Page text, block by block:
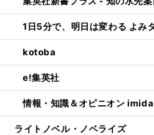
1日5分で、明日は変わる よみ
kotoba
e!集英社
情報・知識＆オピニオン
ライトノベル・ノベライズ